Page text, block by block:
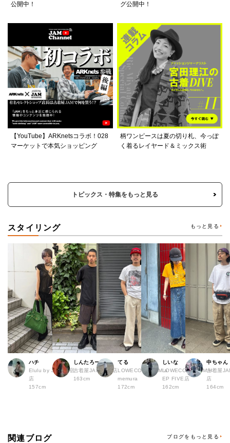
公開中！
グ公開中！
【YouTube】ARKnetsコラボ！028
マーケットで本気ショッピング
柄ワンピースは夏の切り札、今っぽ
く着るレイヤード＆ミックス術
トピックス・特集をもっと見る
スタイリング もっと見る
ハチ
Elulu by JAM 原宿
店
157cm
しんたろー
古着屋JAM 仙台店
163cm
てる
LOWECO by JAM a
memura
172cm
しいな
LOWECO by JAM H
EP FIVE店
162cm
中ちゃん
古着屋
店
164cm
関連ブログ ブログをもっと見る